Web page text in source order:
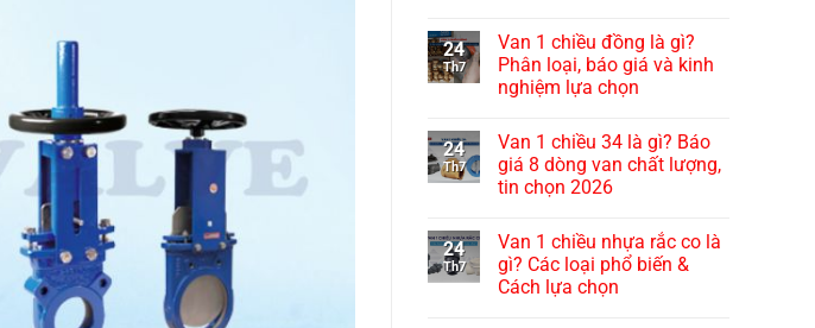
24
Th7
Van 1 chiều đồng là gì?
Phân loại, báo giá và kinh
nghiệm lựa chọn
24
Th7
Van 1 chiều 34 là gì? Báo
giá 8 dòng van chất lượng,
tin chọn 2026
24
Th7
Van 1 chiều nhựa rắc co là
gì? Các loại phổ biến &
Cách lựa chọn